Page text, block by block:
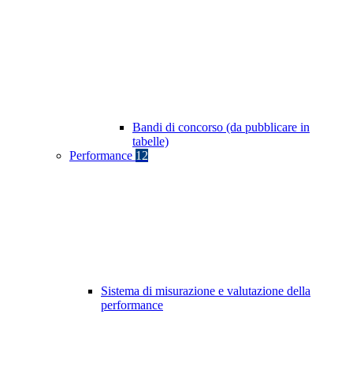
Bandi di concorso (da pubblicare in
tabelle)
Performance 12
Sistema di misurazione e valutazione della
performance